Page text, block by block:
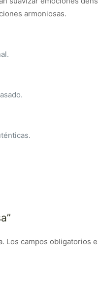
armoniosas.
Los campos obligatorios